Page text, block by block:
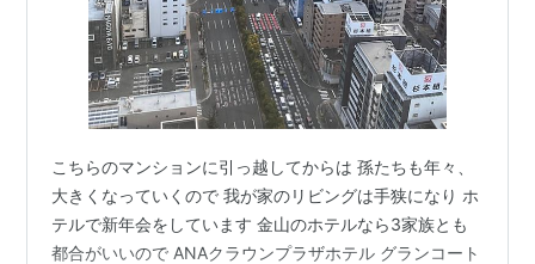
こちらのマンションに引っ越してからは 孫たちも年々、
大きくなっていくので 我が家のリビングは手狭になり ホ
テルで新年会をしています 金山のホテルなら3家族とも
都合がいいので ANAクラウンプラザホテル グランコート